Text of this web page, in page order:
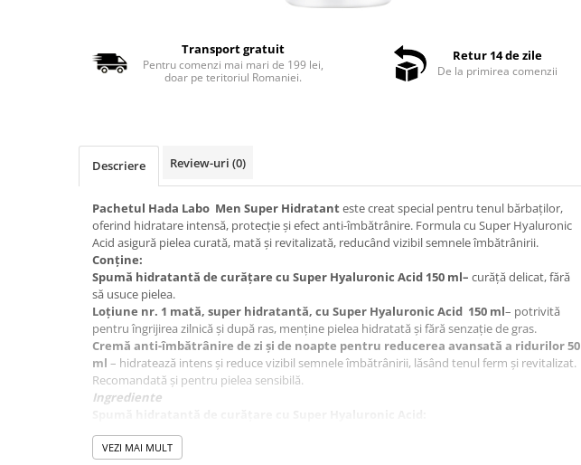
Transport gratuit
Pentru comenzi mai mari de 199 lei,
doar pe teritoriul Romaniei.
Retur 14 de zile
De la primirea comenzii
Descriere Review-uri (0)
Pachetul Hada Labo Men Super Hidratanteste creat special pentru tenul bărbaților,
oferind hidratare intensă, protecție și efect anti-îmbătrânire. Formula cu Super Hyaluronic
Acid asigură pielea curată, mată și revitalizată, reducând vizibil semnele îmbătrânirii.
Conține:
Spumă hidratantă de curățare cu Super Hyaluronic Acid 150 ml– curăță delicat, fără
să usuce pielea.
Loțiune nr. 1 mată, super hidratantă, cu Super Hyaluronic Acid 150 ml– potrivită
pentru îngrijirea zilnică și după ras, menține pielea hidratată și fără senzație de gras.
Cremă anti-îmbătrânire de zi și de noapte pentru reducerea avansată a ridurilor 50
ml – hidratează intens și reduce vizibil semnele îmbătrânirii, lăsând tenul ferm și revitalizat.
Recomandată și pentru pielea sensibilă.
Ingrediente
Aqua, Glycerin, Sodium Cocoyl Glycinate, Butylene Glycol, Hydroxypropyl Starch
Phosphate, Sodium C14-16 Olefin Sulfonate, Cocamidopropyl Betaine, Decyl Glucoside,
VEZI MAI MULT